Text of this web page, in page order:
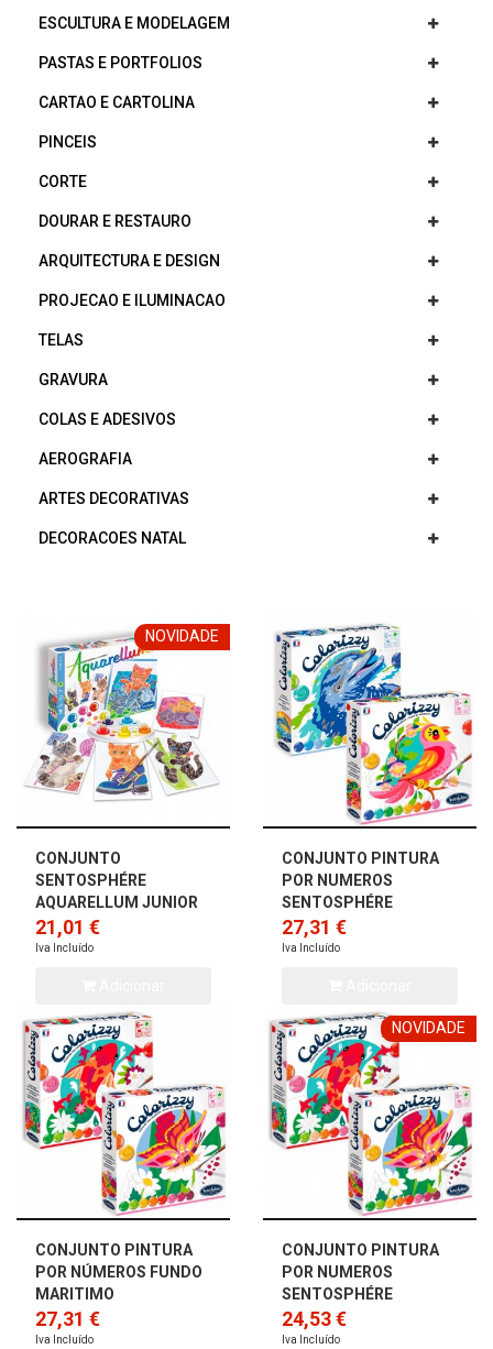
ESCULTURA E MODELAGEM
PASTAS E PORTFOLIOS
CARTAO E CARTOLINA
PINCEIS
CORTE
DOURAR E RESTAURO
ARQUITECTURA E DESIGN
PROJECAO E ILUMINACAO
TELAS
GRAVURA
COLAS E ADESIVOS
AEROGRAFIA
ARTES DECORATIVAS
DECORACOES NATAL
NOVIDADE
CONJUNTO
SENTOSPHÉRE
AQUARELLUM JUNIOR
GATOS
21,01 €
Iva Incluído
CONJUNTO PINTURA
POR NUMEROS
SENTOSPHÉRE
GOLFINHOS
27,31 €
Iva Incluído
CONJUNTO PINTURA
POR NÚMEROS FUNDO
MARITIMO
27,31 €
Iva Incluído
NOVIDADE
CONJUNTO PINTURA
POR NUMEROS
SENTOSPHÉRE
BORBOLETAS
24,53 €
Iva Incluído